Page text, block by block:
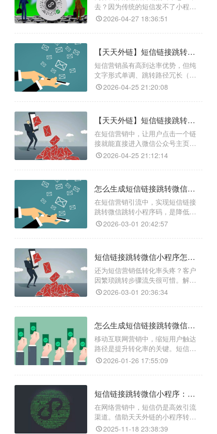
示；后台随时更换二维码，无需修
改原短信链接，彻底解决单号被加
去？因为传统的短信发不了小程序
链接，用户复制口令去微信打开的
个痛点，你就需要借助天天外链这
现短信链接跳转微信小程序，还具
备支持生成短链接，节省短信字数
降低成本；能实现精准的数据统
计，实时查看点击量和地域分布；
2026-04-27 18:36:51
【天天外链】短信链接跳转微信公众号教程：3分钟搞定跨平台引流，轻松涨粉
短信营销虽有高到达率优势，但纯
文字形式单调、跳转路径冗长（复
制链接 - 打开浏览器 - 搜索），易致
助“天天外链”等专业跳转工具。它支
有智能防封技术保障链接在各短信
通道稳定存活，后台还提供精准点
击数据统计，能让你掌握短信群发
转化效果，实现从“
2026-04-25 21:20:08
【天天外链】短信链接跳转微信公众号主页的实用方法，高效引流，点击即关注
在短信营销中，让用户点击一个链
接就能直接进入微信公众号主页，
是提升关注转化率的关键。天天外
具，不仅能实现短信链接一键跳转
能：一是多平台兼容，支持从短
信、邮件、H5网页、抖音、快手等
95%以上的主流平台跳转至微信生
态；二是数据追踪统计，可精确统
2026-04-25 21:12:14
怎么生成短信链接跳转微信跳转小程序码，低成本实现私域精准引流
在短信营销引流中，实现短信链接
跳转微信跳转小程序码，是降低用
户流失、提升转化的关键。借助
微信小程序的连接壁垒，其核心功
接与小程序码，支持自定义动态参
数追踪用户来源，提供实时数据统
计优化投放策略，还能通过白名单
域名保障跳转稳定不拦截，让精准
2026-03-01 20:42:57
短信链接跳转微信小程序怎么生成？用天天外链实现一键直达
还为短信营销低转化率头疼？客户
因繁琐跳转步骤流失很可惜。解决
此问题无需复杂技术，借助天天外
小程序。它能生成支持一键跳转的
台兼容，在短信、邮件、浏览器中
点击可直达小程序页面；有数据统
计功能，后台实时追踪点击量和地
域分布，助你优化投放策略；可多
2026-03-01 20:36:34
怎么生成短信链接跳转微信小程序？三步实现高效场景化引流
移动互联网营销中，缩短用户触达
路径是提升转化率的关键。短信触
达率高，若能直接跳转微信小程
借助「天天外链」等专业工具可实
具能一键生成跨平台可跳转的通用
链接，解决短信唤醒小程序的技术
难题；还支持自定义动态参数，用
于植入用户ID、活动来源等信息，
2026-01-26 17:55:09
短信链接跳转微信小程序：天天外链助你实现精准引流
在网络营销中，短信仍是高效引流
渠道。借助天天外链的小程序转链
接功能，企业可将短信链接直接跳
2025-11-18 23:38:39